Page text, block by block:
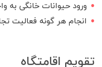
ورود حیوانات خانگی به
انجام هر گونه فعالیت
تقویم اقامتگاه